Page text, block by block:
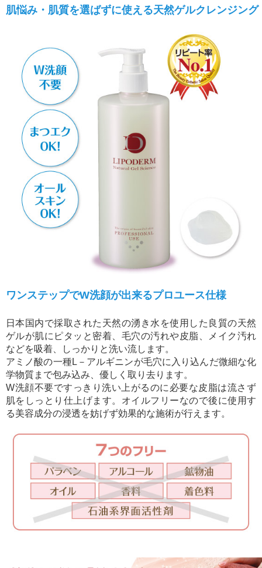
肌悩み・肌質を選ばずに使える天然ゲルクレンジング
ワンステップでW洗顔が出来るプロユース仕様
日本国内で採取された天然の湧き水を使用した良質の天然
ゲルが肌にピタッと密着、毛穴の汚れや皮脂、メイク汚れ
などを吸着、しっかりと洗い流します。
アミノ酸の一種L－アルギニンが毛穴に入り込んだ微細な化
学物質まで包み込み、優しく取り去ります。
W洗顔不要ですっきり洗い上がるのに必要な皮脂は流さず
肌をしっとり仕上げます。オイルフリーなので後に使用す
る美容成分の浸透を妨げず効果的な施術が行えます。